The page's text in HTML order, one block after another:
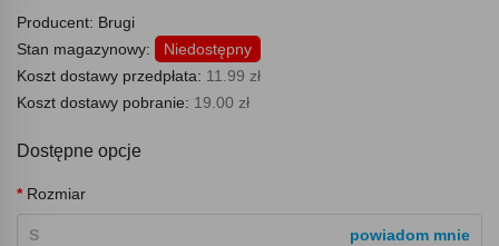
Producent: Brugi
Stan magazynowy:
Niedostępny
Koszt dostawy przedpłata: 11.99 zł
Koszt dostawy pobranie: 19.00 zł
Dostępne opcje
Rozmiar
S powiadom mnie